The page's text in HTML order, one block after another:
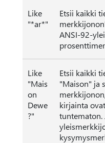
Like
"*ar*"
Etsii kaikki
ANSI-92-
Like
"Mais
on
Dewe
?"
Etsii kaikki
"Maison" ja
kirjainta
tuntematon.